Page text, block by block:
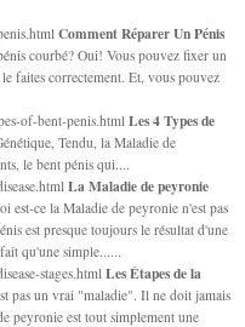
Comment Réparer Un Pénis
courbé? Oui! Vous pouvez fixer un
faites correctement. Et, vous pouvez
of-bent-penis.htmlLes 4 Types de
Tendu, la Maladie de
le bent pénis qui....
La Maladie de peyronie
est-ce la Maladie de peyronie n'est pas
est presque toujours le résultat d'une
qu'une simple......
stages.htmlLes Étapes de la
pas un vrai "maladie". Il ne doit jamais
peyronie est tout simplement une